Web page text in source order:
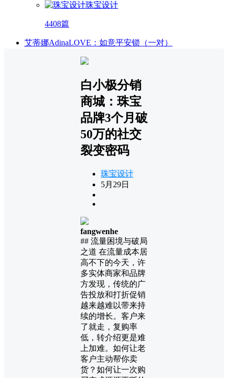
珠宝设计
4408篇
艾蒂娜AdinaLOVE：如意平安锁（一对）
白小极分销
商城：珠宝
品牌3个月破
50万的社交
裂变密码
珠宝设计
5月29日
fangwenhe
## 流量困境与破局
之道 在流量成本居
高不下的今天，许
多实体商家和品牌
方发现，传统的广
告投放和打折促销
越来越难以带来持
续的增长。客户来
了就走，复购率
低，转介绍更是难
上加难。如何让老
客户主动帮你卖
货？如何让一次购